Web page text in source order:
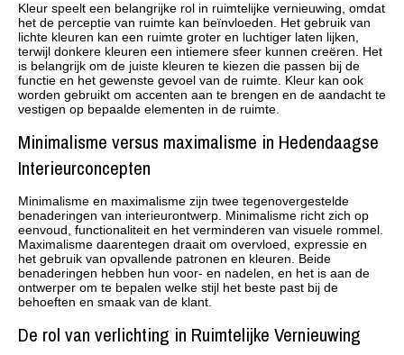
Kleur speelt een belangrijke rol in ruimtelijke vernieuwing, omdat
het de perceptie van ruimte kan beïnvloeden. Het gebruik van
lichte kleuren kan een ruimte groter en luchtiger laten lijken,
terwijl donkere kleuren een intiemere sfeer kunnen creëren. Het
is belangrijk om de juiste kleuren te kiezen die passen bij de
functie en het gewenste gevoel van de ruimte. Kleur kan ook
worden gebruikt om accenten aan te brengen en de aandacht te
vestigen op bepaalde elementen in de ruimte.
Minimalisme versus maximalisme in Hedendaagse
Interieurconcepten
Minimalisme en maximalisme zijn twee tegenovergestelde
benaderingen van interieurontwerp. Minimalisme richt zich op
eenvoud, functionaliteit en het verminderen van visuele rommel.
Maximalisme daarentegen draait om overvloed, expressie en
het gebruik van opvallende patronen en kleuren. Beide
benaderingen hebben hun voor- en nadelen, en het is aan de
ontwerper om te bepalen welke stijl het beste past bij de
behoeften en smaak van de klant.
De rol van verlichting in Ruimtelijke Vernieuwing